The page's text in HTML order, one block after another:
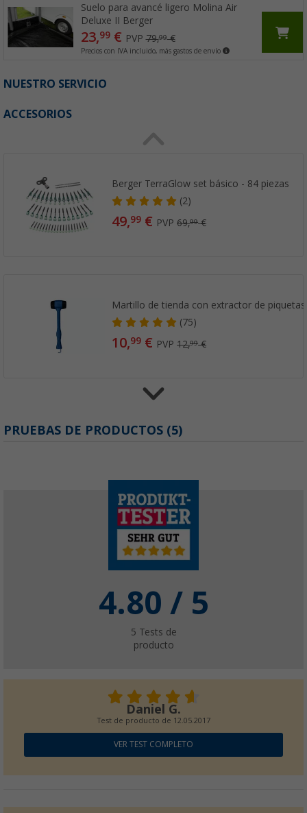
Suelo para avancé ligero Molina Air
Deluxe II Berger
23,99€ PVP79,99€
Precios con IVA incluido, más gastos de envío
NUESTRO SERVICIO
ACCESORIOS
Berger TerraGlow set básico - 84 piezas
(2)
49,99 € PVP69,99€
Martillo de tienda con extractor de
(75)
10,99 € PVP12,99€
Cuerda de tienda fluorescente 4 mm 20 m
PRUEBAS DE PRODUCTOS (5)
4.80 / 5
5 Tests de
producto
Daniel G.
Test de producto de 12.05.2017
VER TEST COMPLETO